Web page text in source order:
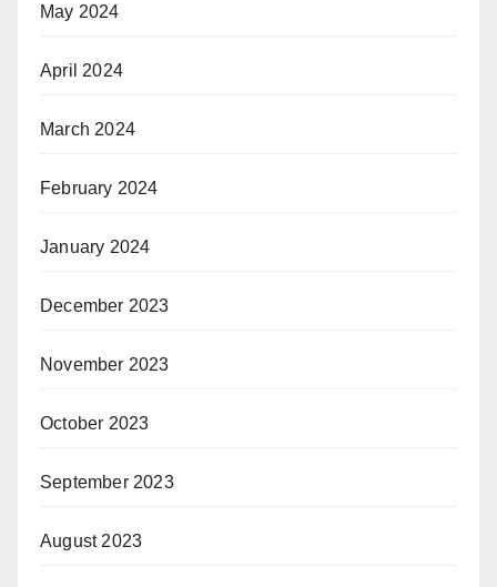
May 2024
April 2024
March 2024
February 2024
January 2024
December 2023
November 2023
October 2023
September 2023
August 2023